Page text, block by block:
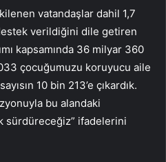
vatandaşlar dahil 1,7
verildiğini dile getiren
kapsamında 36 milyar 360
çocuğumuzu koruyucu aile
10 bin 213’e çıkardık.
bu alandaki
sürdüreceğiz” ifadelerini